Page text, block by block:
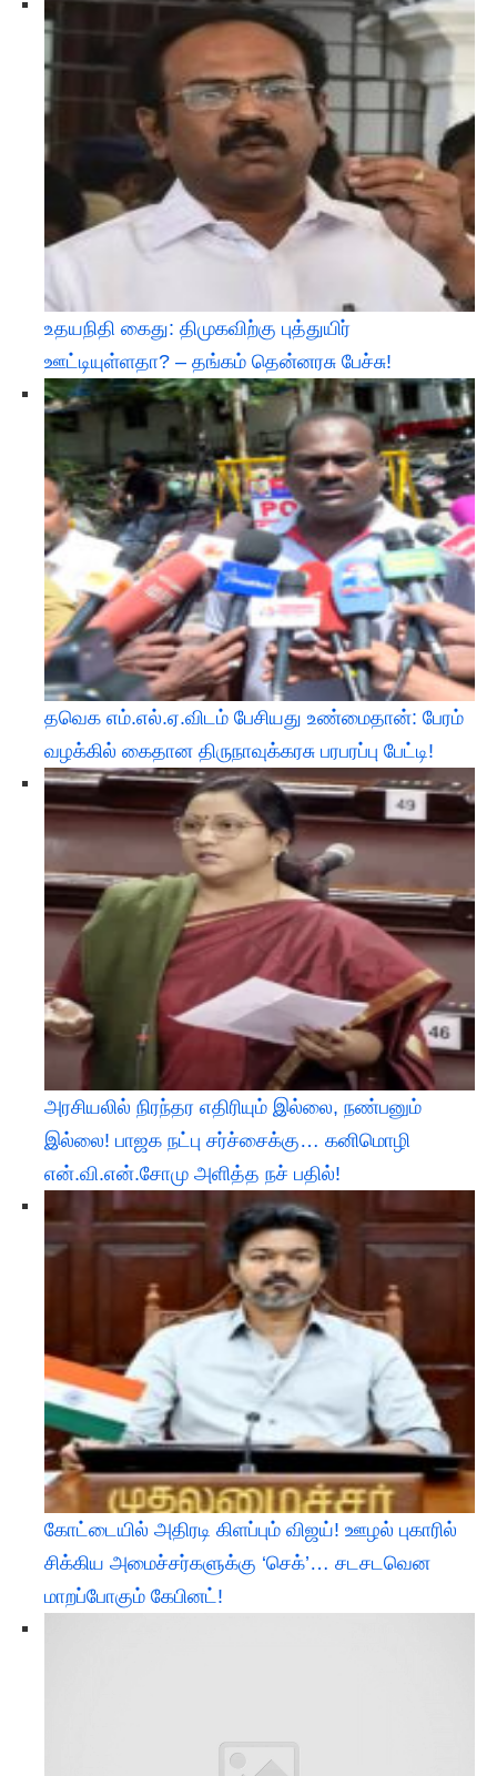
உதயநிதி கைது: திமுகவிற்கு புத்துயிர்
ஊட்டியுள்ளதா? – தங்கம் தென்னரசு பேச்சு!
தவெக எம்.எல்.ஏ.விடம் பேசியது உண்மைதான்: பேரம்
வழக்கில் கைதான திருநாவுக்கரசு பரபரப்பு பேட்டி!
அரசியலில் நிரந்தர எதிரியும் இல்லை, நண்பனும்
இல்லை! பாஜக நட்பு சர்ச்சைக்கு… கனிமொழி
என்.வி.என்.சோமு அளித்த நச் பதில்!
கோட்டையில் அதிரடி கிளப்பும் விஜய்! ஊழல் புகாரில்
சிக்கிய அமைச்சர்களுக்கு ‘செக்’… சடசடவென
மாறப்போகும் கேபினட்!​